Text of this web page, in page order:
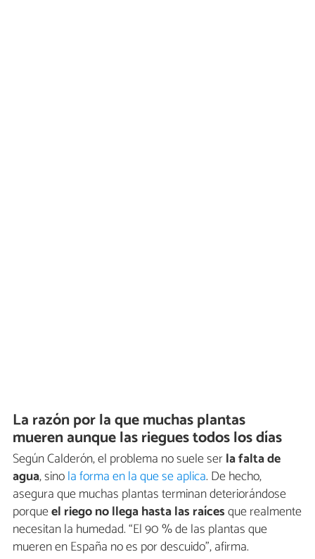
La razón por la que muchas plantas
mueren aunque las riegues todos los días
Según Calderón, el problema no suele serla falta de
agua, sinola forma en la que se aplica. De hecho,
asegura que muchas plantas terminan deteriorándose
porqueel riego no llega hasta las raícesque realmente
necesitan la humedad. “El 90 % de las plantas que
mueren en España no es por descuido”, afirma.